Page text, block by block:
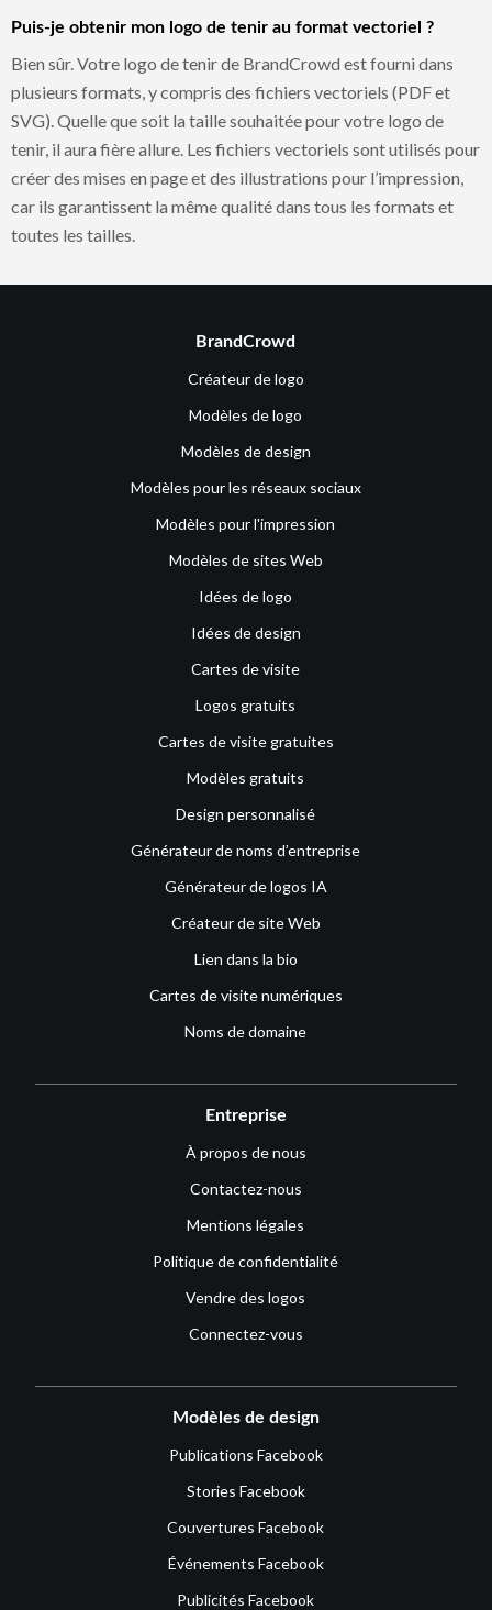
Puis-je obtenir mon logo de tenir au format vectoriel ?
Bien sûr. Votre logo de tenir de BrandCrowd est fourni dans
plusieurs formats, y compris des fichiers vectoriels (PDF et
SVG). Quelle que soit la taille souhaitée pour votre logo de
tenir, il aura fière allure. Les fichiers vectoriels sont utilisés pour
créer des mises en page et des illustrations pour l’impression,
car ils garantissent la même qualité dans tous les formats et
toutes les tailles.
BrandCrowd
Créateur de logo
Modèles de logo
Modèles de design
Modèles pour les réseaux sociaux
Modèles pour l'impression
Modèles de sites Web
Idées de logo
Idées de design
Cartes de visite
Logos gratuits
Cartes de visite gratuites
Modèles gratuits
Design personnalisé
Générateur de noms d’entreprise
Générateur de logos IA
Créateur de site Web
Lien dans la bio
Cartes de visite numériques
Noms de domaine
Entreprise
À propos de nous
Contactez-nous
Mentions légales
Politique de confidentialité
Vendre des logos
Connectez-vous
Modèles de design
Publications Facebook
Stories Facebook
Couvertures Facebook
Événements Facebook
Publicités Facebook